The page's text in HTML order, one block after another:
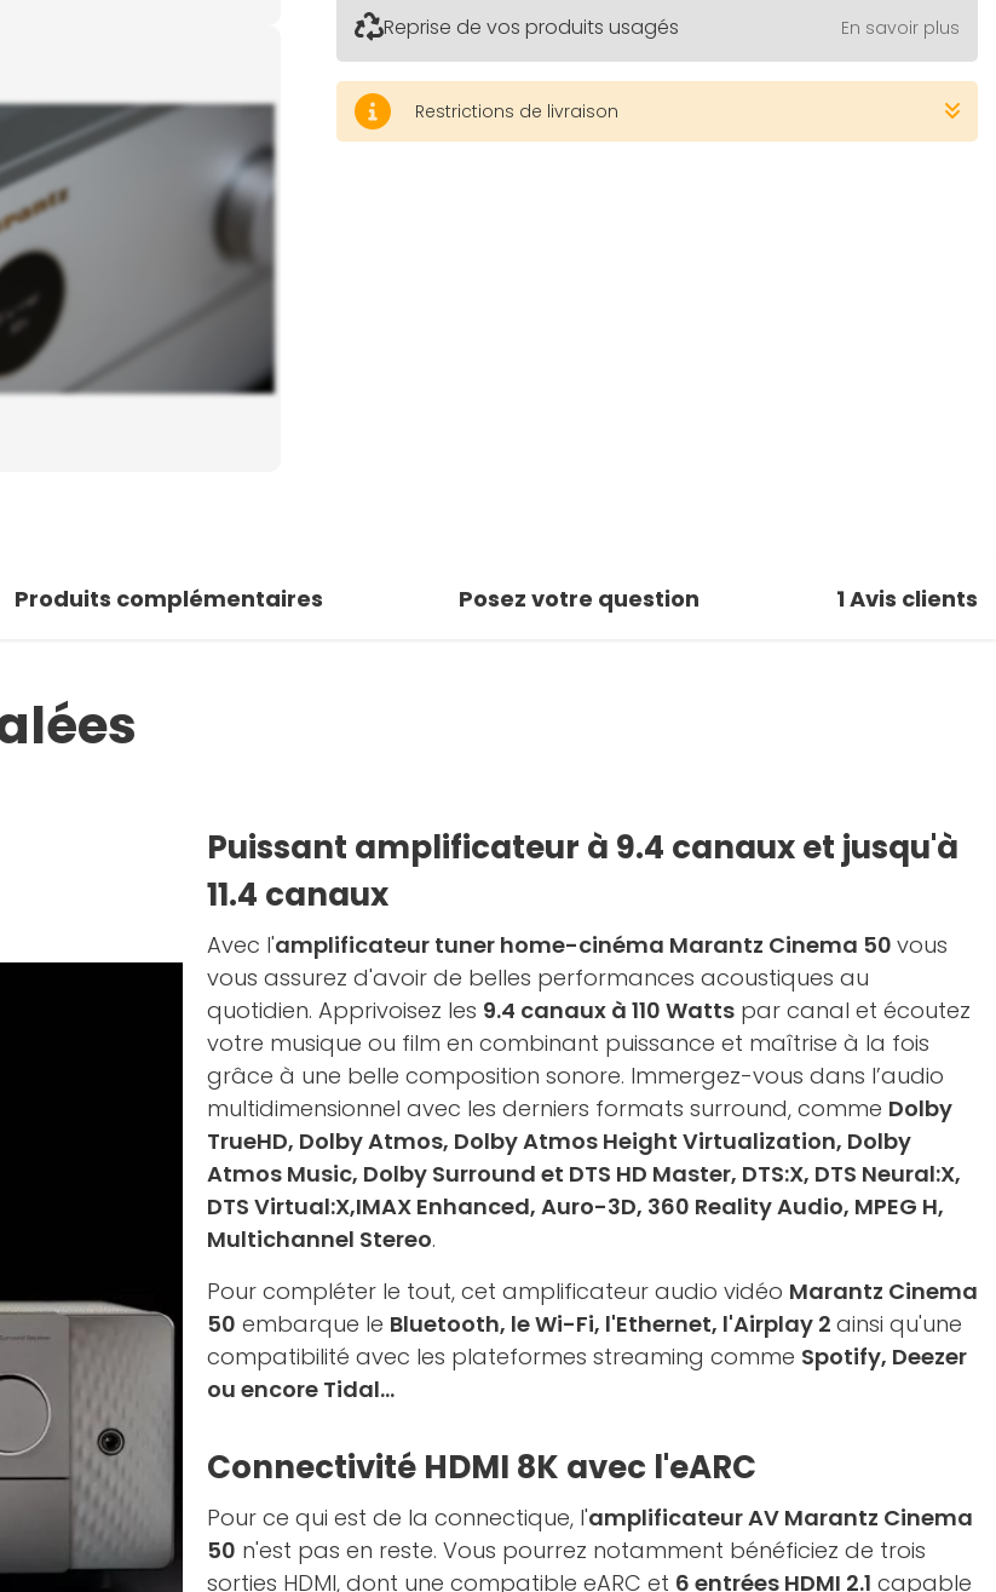
Reprise de vos produits usagés En savoir plus
Restrictions de livraison
Produits complémentaires Posez votre question 1Avis clients
Puissant amplificateur à 9.4 canaux et jusqu'à
11.4 canaux
Avec l'amplificateur tuner home-cinéma Marantz Cinema 50 vous
vous assurez d'avoir de belles performances acoustiques au
quotidien. Apprivoisez les 9.4 canaux à 110 Watts par canal et écoutez
votre musique ou film en combinant puissance et maîtrise à la fois
grâce à une belle composition sonore. Immergez-vous dans l’audio
multidimensionnel avec les derniers formats surround, comme Dolby
TrueHD, Dolby Atmos, Dolby Atmos Height Virtualization, Dolby
Atmos Music, Dolby Surround et DTS HD Master, DTS:X, DTS Neural:X,
DTS Virtual:X,IMAX Enhanced, Auro-3D, 360 Reality Audio, MPEG H,
Multichannel Stereo.
Pour compléter le tout, cet amplificateur audio vidéo Marantz Cinema
50 embarque le Bluetooth, le Wi-Fi, l'Ethernet, l'Airplay 2 ainsi qu'une
compatibilité avec les plateformes streaming comme Spotify, Deezer
ou encore Tidal…
Connectivité HDMI 8K avec l'eARC
Pour ce qui est de la connectique, l'amplificateur AV Marantz Cinema
50 n'est pas en reste. Vous pourrez notamment bénéficiez de trois
sorties HDMI, dont une compatible eARC et 6 entrées HDMI 2.1 capable